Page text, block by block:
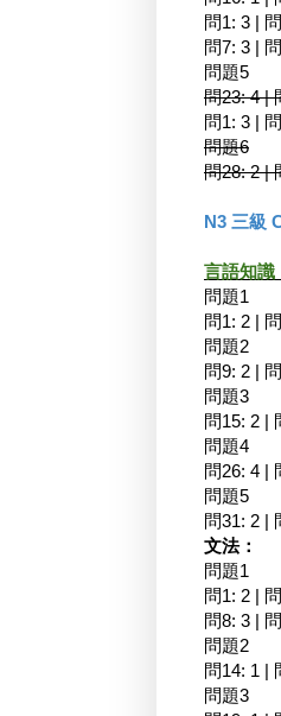
問1: 3 |
問7: 3 |
問題5
問23: 4 |
問1: 3 |
問題6
問28: 2 |
N3 三級
言語知識
問題1
問1: 2 |
問題2
問9: 2 |
問題3
問15: 2 |
問題4
問26: 4 |
問題5
問31: 2 |
文法：
問題1
問1: 2 |
問8: 3 |
問題2
問14: 1 |
問題3